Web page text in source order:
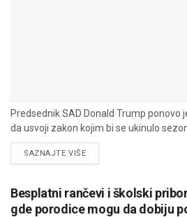
Predsednik SAD Donald Trump ponovo
da usvoji zakon kojim bi se ukinulo
SAZNAJTE VIŠEDETAILS
Besplatni rančevi i školski
gde porodice mogu da dobiju